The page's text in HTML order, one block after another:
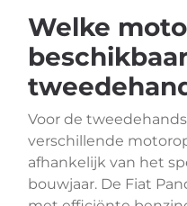
Welke
Voor de
verschillende
afhankelijk van het
bouwjaar. De Fiat